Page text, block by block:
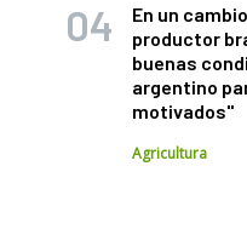
En un
productor
buenas
argentino
motivados"
Agricultura